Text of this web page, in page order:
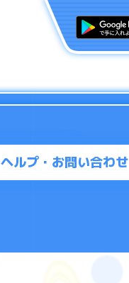
ヘルプ・お問い合わせ